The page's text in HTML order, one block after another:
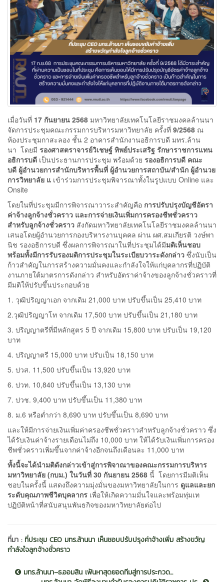
เมื่อวันที่ 17 กันยายน 2568 มหาวิทยาลัยเทคโนโลยีราชมงคลล้านนา
จัดการประชุมคณะกรรมการบริหารมหาวิทยาลัย ครั้งที่ 9/2568 ณ
ห้องประชุมกาสะลอง ชั้น 2 อาคารสำนักงานอธิการบดี มทร.ล้าน
นา โดยมี รองศาสตราจารย์วิเชษฐ์ ทิพย์ประเสริฐ รักษาราชการแทน
อธิการบดี เป็นประธานการประชุม พร้อมด้วย รองอธิการบดี คณะ
บดี ผู้อำนวยการสำนักบริหารพื้นที่ ผู้อำนวยการสถาบัน/สำนัก ผู้อำนวย
การวิทยาลัย แ เข้าร่วมการประชุมพิจารณาทั้งในรูปแบบ Online และ
Onsite
โดยในที่ประชุมมีการพิจารณาวาระสำคัญคือ การปรับปรุงบัญชีอัตรา
ค่าจ้างลูกจ้างชั่วคราว และการจ่ายเงินเพิ่มการครองชีพชั่วคราว
สำหรับลูกจ้างชั่วคราว สังกัดมหาวิทยาลัยเทคโนโลยีราชมงคลล้านนา
เสนอโดยผู้อำนวยการกองบริหารงานบุคคล ผ่าน ผศ.สมเกียรติ วงษ์พา
นิช รองอธิการบดี ซึ่งผลการพิจารณาในที่ประชุมได้มีมติเห็นชอบ
พร้อมทั้งมีการรับรองมติการประชุมในระเบียบวาระดังกล่าว ซึ่งนับเป็น
ก้าวสำคัญในการสร้างความมั่นคงและกำลังใจให้แก่บุคลากรที่ปฏิบัติ
งานภายใต้มาตรการดังกล่าว สำหรับอัตราค่าจ้างของลูกจ้างชั่วคราวที่
มีมติให้ปรับขึ้นประกอบด้วย
1. วุฒิปริญญาเอก จากเดิม 21,000 บาท ปรับขึ้นเป็น 25,410 บาท
2.วุฒิปริญญาโท จากเดิม 17,500 บาท ปรับขึ้นเป็น 21,180 บาท
3. ปริญญาตรีที่มีหลักสูตร 5 ปี จากเดิม 15,800 บาท ปรับเป็น 19,120
บาท
4. ปริญญาตรี 15,000 บาท ปรับเป็น 18,150 บาท
5. ปวส. 11,500 ปรับขึ้นเป็น 13,920 บาท
6. ปวท. 10,840 ปรับขึ้นเป็น 13,130 บาท
7. ปวช. 9,400 บาท ปรับขึ้นเป็น 11,380 บาท
8. ม.6 หรือต่ำกว่า 8,690 บาท ปรับขึ้นเป็น 8,690 บาท
และให้มีการจ่ายเงินเพิ่มค่าครองชีพชั่วคราวสำหรับลูกจ้างชั่วคราว ซึ่ง
ได้รับเงินค่าจ้างรายเดือนไม่ถึง 10,000 บาท ให้ได้รับเงินเพิ่มการครอง
ชีพชั่วคราวเพิ่มขึ้นจากค่าจ้างอีกจนถึงเดือนละ 11,000 บาท
ทั้งนี้จะได้นำมติดังกล่าวเข้าสู่การพิจาณาของคณะกรรมการบริหาร
มหาวิทยาลัย (กบม.) ในวันที่ 30 กันยายน 2568 นี้ โดยการมีมติเห็น
ชอบในครั้งนี้ แสดงถึงความมุ่งมั่นของมหาวิทยาลัยในการ ดูแลและยก
ระดับคุณภาพชีวิตบุคลากร เพื่อให้เกิดความมั่นใจและพร้อมทุ่มเท
ปฏิบัติหน้าที่สนับสนุนพันธกิจของมหาวิทยาลัยต่อไป
ที่มา : ที่ประชุม CEO มทร.ล้านนา เห็นชอบปรับปรุงค่าจ้างเพิ่ม สร้างขวัญ
กำลังใจลูกจ้างชั่วคราว
มทร.ล้านนา–ธ.ออมสิน เฟ้นหาสุดยอดทีมสู่การประกวด...